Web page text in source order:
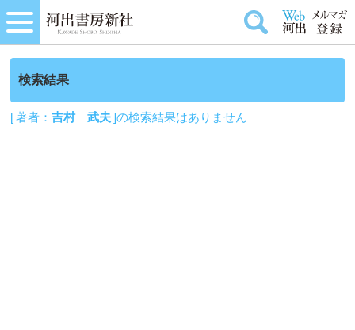
検索結果
[ 著者：吉村 武夫]の検索結果はありません